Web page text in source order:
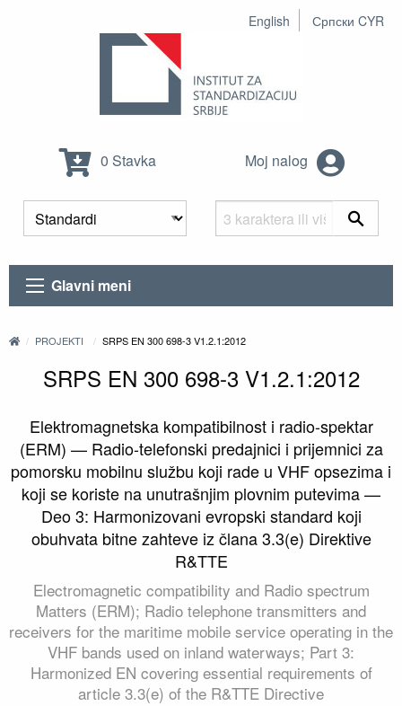
English Српски CYR
0 Stavka Moj nalog
Glavni meni
PROJEKTI SRPS EN 300 698-3 V1.2.1:2012
SRPS EN 300 698-3 V1.2.1:2012
Elektromagnetska kompatibilnost i radio-spektar
(ERM) — Radio-telefonski predajnici i prijemnici za
pomorsku mobilnu službu koji rade u VHF opsezima i
koji se koriste na unutrašnjim plovnim putevima —
Deo 3: Harmonizovani evropski standard koji
obuhvata bitne zahteve iz člana 3.3(e) Direktive
R&TTE
Electromagnetic compatibility and Radio spectrum
Matters (ERM); Radio telephone transmitters and
receivers for the maritime mobile service operating in the
VHF bands used on inland waterways; Part 3:
Harmonized EN covering essential requirements of
article 3.3(e) of the R&TTE Directive